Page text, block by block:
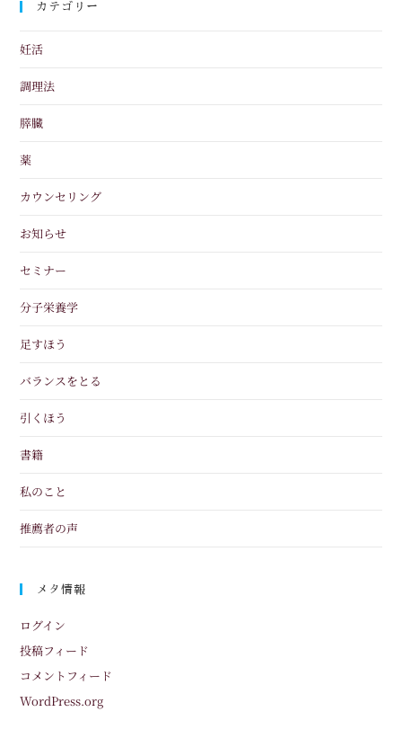
カテゴリー
妊活
調理法
膵臓
薬
カウンセリング
お知らせ
セミナー
分子栄養学
足すほう
バランスをとる
引くほう
書籍
私のこと
推薦者の声
メタ情報
ログイン
投稿フィード
コメントフィード
WordPress.org